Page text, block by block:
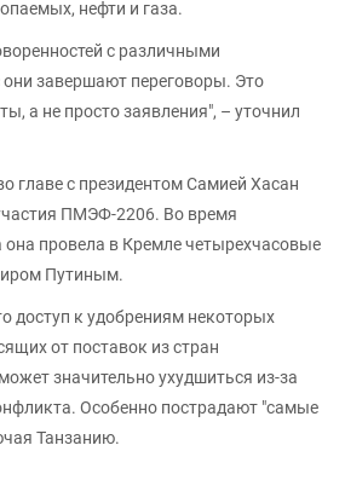
нефти и газа.
с различными
завершают переговоры. Это
а не просто заявления", – уточнил
главе с президентом Самией Хасан
ПМЭФ-2206. Во время
она провела в Кремле четырехчасовые
Путиным.
доступ к удобрениям некоторых
от поставок из стран
значительно ухудшиться из-за
Особенно пострадают "самые
Танзанию.